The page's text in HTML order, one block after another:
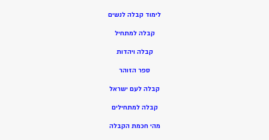
לימוד קבלה לנשים
קבלה למתחיל
קבלה ויהדות
ספר הזוהר
קבלה לעם ישראל
קבלה למתחילים
מהי חכמת הקבלה